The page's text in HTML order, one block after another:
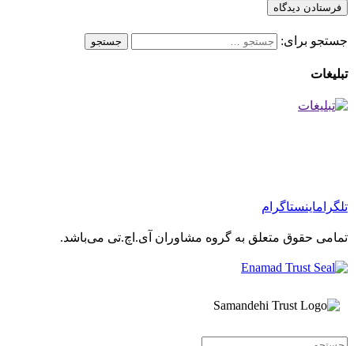
جستجو برای:
تبلیغات
تلگراماینستاگرام
تمامی حقوق متعلق به گروه مشاوران آی.اچ.تی می‌باشد.